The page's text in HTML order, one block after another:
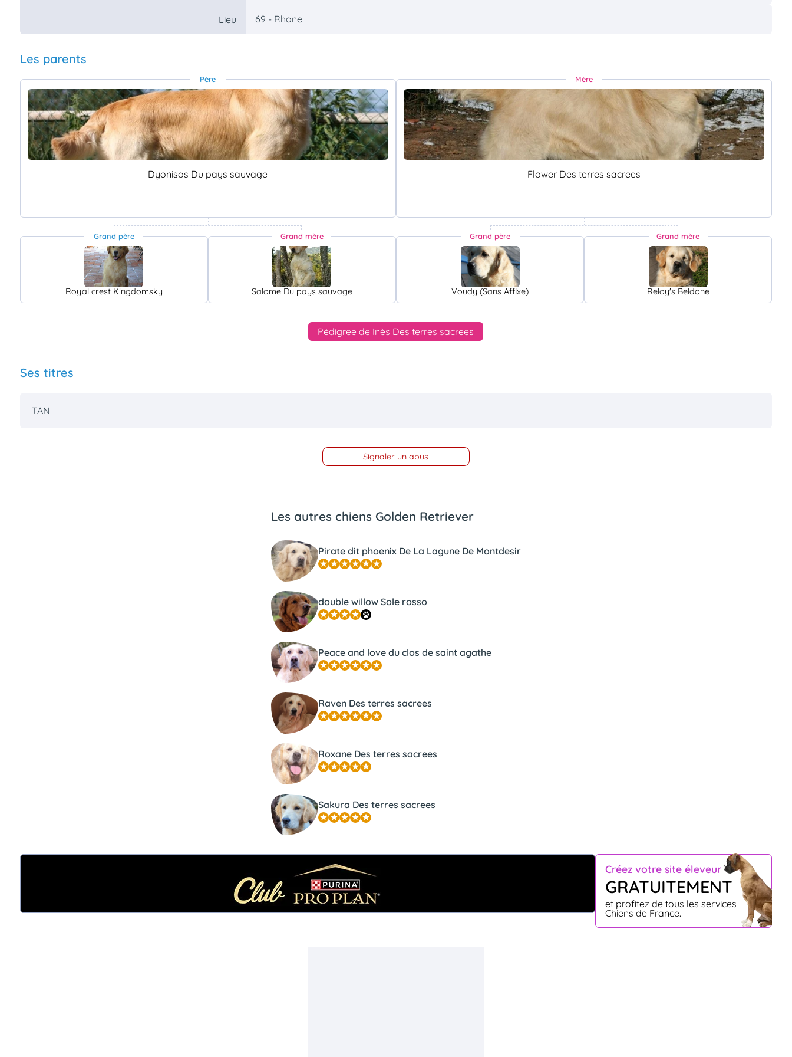
Lieu 69 - Rhone
Les parents
Père
Dyonisos Du pays sauvage
Grand père
Royal crest Kingdomsky
Grand mère
Salome Du pays sauvage
Mère
Flower Des terres sacrees
Grand père
Voudy (Sans Affixe)
Grand mère
Reloy's Beldone
Pédigree de Inès Des terres sacrees
Ses titres
TAN
Signaler un abus
Créez votre site éleveur
GRATUITEMENT
et profitez de tous les services
Chiens de France.
Les autres chiens Golden Retriever
Pirate dit phoenix De La Lagune De Montdesir
double willow Sole rosso
Peace and love du clos de saint agathe
Raven Des terres sacrees
Roxane Des terres sacrees
Sakura Des terres sacrees